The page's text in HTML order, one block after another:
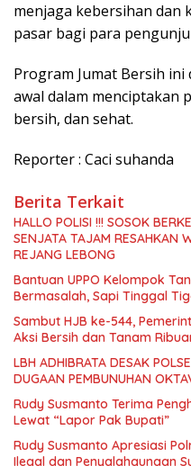
menjaga kebersihan dan
pasar bagi para
Program Jumat Bersih
awal dalam menciptakan
bersih, dan sehat.
Reporter : Caci suhanda
Berita Terkait
HALLO POLISI !!! SOSOK
SENJATA TAJAM RESAHKAN
REJANG LEBONG
Bantuan UPPO Kelompok
Bermasalah, Sapi Tinggal
Sambut HJB ke-544,
Aksi Bersih dan Tanam
LBH ADHIBRATA DESAK
DUGAAN PEMBUNUHAN
Rudy Susmanto Terima
Lewat “Lapor Pak Bupati”
Rudy Susmanto Apresiasi
Ilegal dan Penyalahgunaan